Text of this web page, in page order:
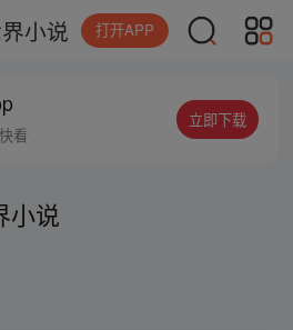
小说 打开APP
看
立即下载
小说